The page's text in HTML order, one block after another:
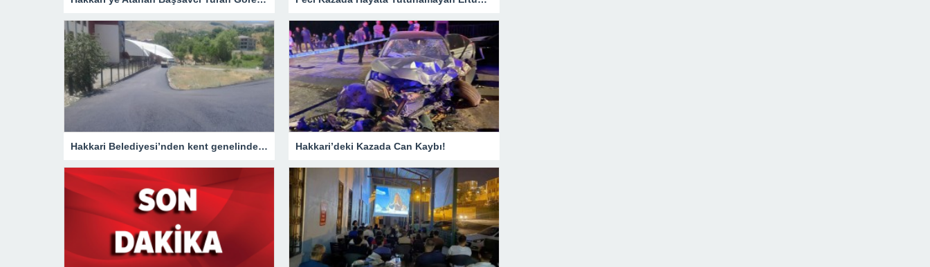
Yangın Felaketi Son Anda Engellendi!
Künye Haber Gönder Sitene Ekle Tüm Manşetler İletişim
Hazır Site web sitesi kurma
webmaster By Uzman Tescil